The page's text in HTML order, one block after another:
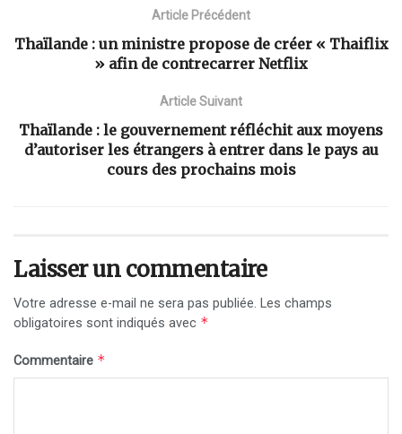
Article Précédent
Thaïlande : un ministre propose de créer « Thaiflix
» afin de contrecarrer Netflix
Article Suivant
Thaïlande : le gouvernement réfléchit aux moyens
d’autoriser les étrangers à entrer dans le pays au
cours des prochains mois
Laisser un commentaire
Votre adresse e-mail ne sera pas publiée. Les champs
obligatoires sont indiqués avec *
Commentaire *